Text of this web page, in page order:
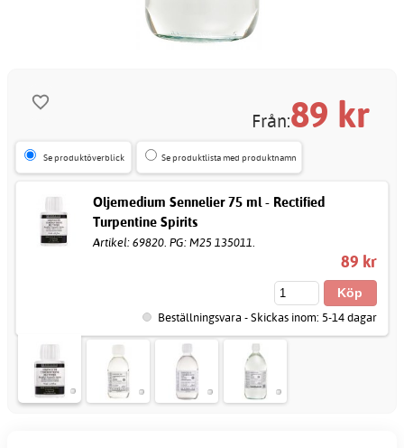
Från:89 kr
Se produktöverblick Se produktlista med produktnamn
Oljemedium Sennelier 75 ml - Rectified
Turpentine Spirits
Artikel: 69820. PG: M25 135011.
89 kr
Beställningsvara - Skickas inom: 5-14 dagar